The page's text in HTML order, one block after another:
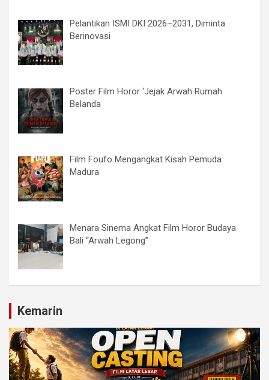
Pelantikan ISMI DKI 2026–2031, Diminta
Berinovasi
Poster Film Horor ‘Jejak Arwah Rumah
Belanda
Film Foufo Mengangkat Kisah Pemuda
Madura
Menara Sinema Angkat Film Horor Budaya
Bali “Arwah Legong”
Kemarin